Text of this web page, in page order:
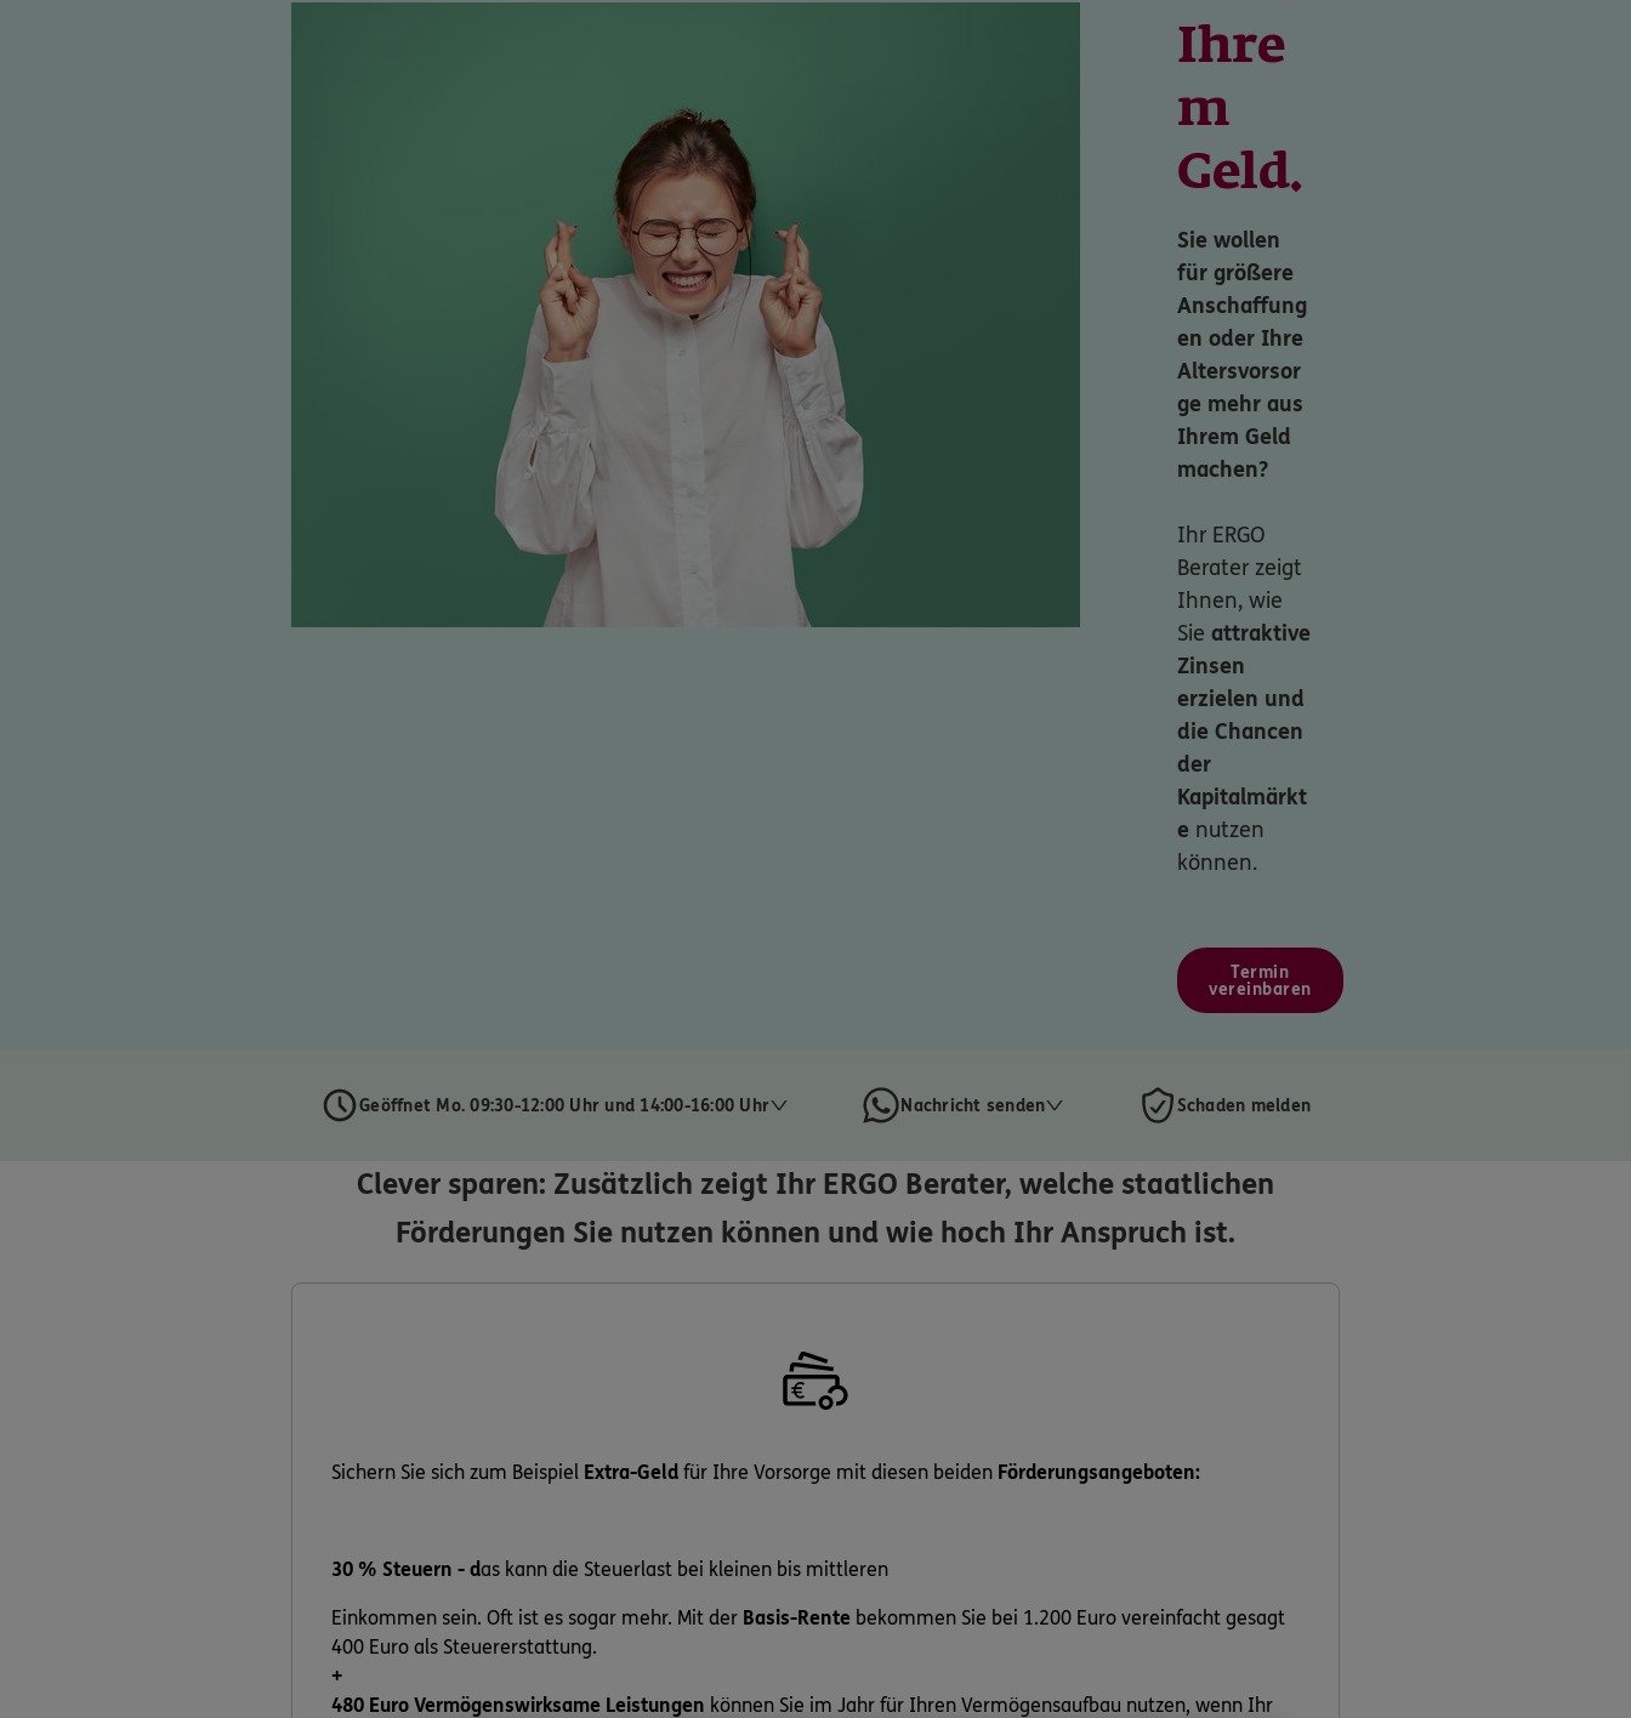
Ihre
m
Geld.
Sie wollen
für größere
Anschaffung
en oder Ihre
Altersvorsor
ge mehr aus
Ihrem Geld
machen?
Ihr ERGO
Berater zeigt
Ihnen, wie
Sie attraktive
Zinsen
erzielen und
die Chancen
der
Kapitalmärkt
e nutzen
können.
Termin
vereinbaren
Geöffnet Mo. 09:30-12:00 Uhr und 14:00-16:00 Uhr Nachricht senden Schaden melden
Clever sparen: Zusätzlich zeigt Ihr ERGO Berater, welche staatlichen
Förderungen Sie nutzen können und wie hoch Ihr Anspruch ist.
Sichern Sie sich zum Beispiel Extra-Geld für Ihre Vorsorge mit diesen beiden Förderungsangeboten:
30 % Steuern - das kann die Steuerlast bei kleinen bis mittleren
Einkommen sein. Oft ist es sogar mehr. Mit der Basis-Rente bekommen Sie bei 1.200 Euro vereinfacht gesagt
400 Euro als Steuererstattung.
+
480 Euro Vermögenswirksame Leistungen können Sie im Jahr für Ihren Vermögensaufbau nutzen, wenn Ihr